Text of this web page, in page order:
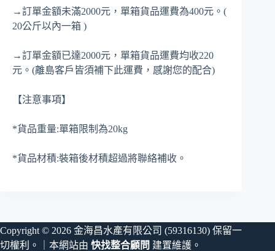
→訂單金額未滿2000元，單箱貨品運費為400元。(
20公斤以內一箱 )
→訂單金額已達2000元，單箱貨品運費均收220
元。(離島客戶皆須補下此運費，感謝您的配合)
【注意事項】
*貨品重量:單箱限制為20kg
*貨品材積:裝箱後材積超過將聯絡補收。
Copyright © 2026 金海昌水產有限公司 (59316130) 保留一
切權利。｜本網站由 快找整合顧問 建置維護。